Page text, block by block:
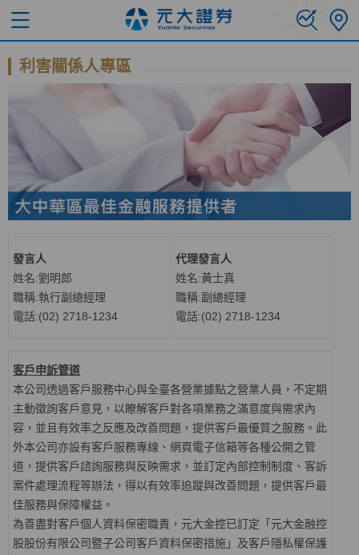
利害關係人專區
發言人
姓名:劉明郎
職稱:執行副總經理
電話:(02) 2718-1234
代理發言人
姓名:黃士真
職稱:副總經理
電話:(02) 2718-1234
客戶申訴管道
本公司透過客戶服務中心與全臺各營業據點之營業人員，不定期
主動徵詢客戶意見，以瞭解客戶對各項業務之滿意度與需求內
容，並且有效率之反應及改善問題，提供客戶最優質之服務。此
外本公司亦設有客戶服務專線、網頁電子信箱等各種公開之管
道，提供客戶諮詢服務與反映需求，並訂定內部控制制度、客訴
案件處理流程等辦法，得以有效率追蹤與改善問題，提供客戶最
佳服務與保障權益。
為善盡對客戶個人資料保密職責，元大金控已訂定「元大金融控
股股份有限公司暨子公司客戶資料保密措施」及客戶隱私權保護